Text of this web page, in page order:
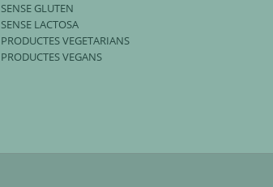
SENSE GLUTEN
SENSE LACTOSA
PRODUCTES VEGETARIANS
PRODUCTES VEGANS